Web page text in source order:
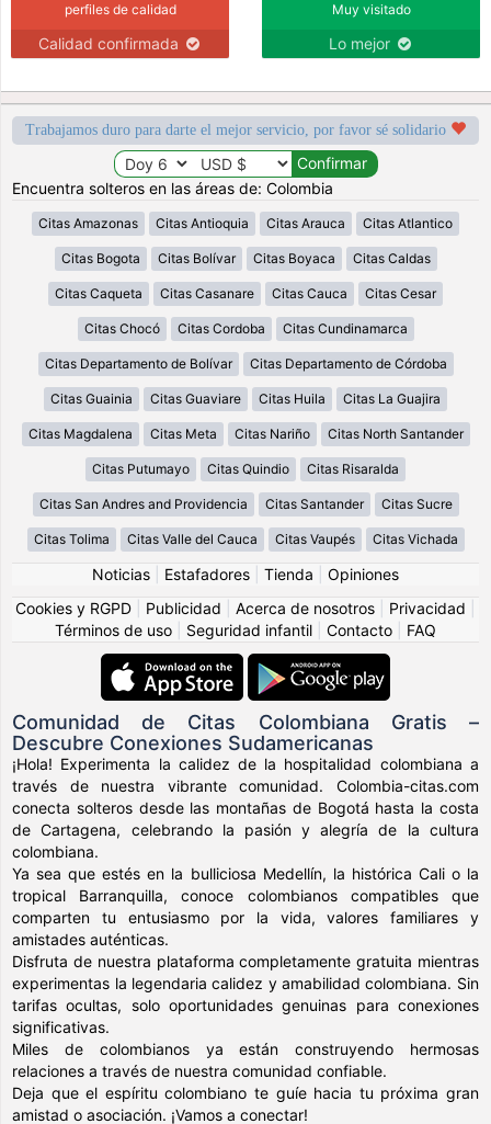
perfiles de calidad
Calidad confirmada
Muy visitado
Lo mejor
Trabajamos duro para darte el mejor servicio, por favor sé solidario
Encuentra solteros en las áreas de: Colombia
Citas Amazonas Citas Antioquia Citas Arauca Citas Atlantico
Citas Bogota Citas Bolívar Citas Boyaca Citas Caldas
Citas Caqueta Citas Casanare Citas Cauca Citas Cesar
Citas Chocó Citas Cordoba Citas Cundinamarca
Citas Departamento de Bolívar Citas Departamento de Córdoba
Citas Guainia Citas Guaviare Citas Huila Citas La Guajira
Citas Magdalena Citas Meta Citas Nariño Citas North Santander
Citas Putumayo Citas Quindio Citas Risaralda
Citas San Andres and Providencia Citas Santander Citas Sucre
Citas Tolima Citas Valle del Cauca Citas Vaupés Citas Vichada
Noticias Estafadores Tienda
Opiniones
Cookies y RGPD
Publicidad Acerca de nosotros Privacidad
Términos de uso
Seguridad infantil Contacto FAQ
Comunidad de Citas Colombiana Gratis –
Descubre Conexiones Sudamericanas
¡Hola! Experimenta la calidez de la hospitalidad colombiana a
través de nuestra vibrante comunidad. Colombia-citas.com
conecta solteros desde las montañas de Bogotá hasta la costa
de Cartagena, celebrando la pasión y alegría de la cultura
colombiana.
Ya sea que estés en la bulliciosa Medellín, la histórica Cali o la
tropical Barranquilla, conoce colombianos compatibles que
comparten tu entusiasmo por la vida, valores familiares y
amistades auténticas.
Disfruta de nuestra plataforma completamente gratuita mientras
experimentas la legendaria calidez y amabilidad colombiana. Sin
tarifas ocultas, solo oportunidades genuinas para conexiones
significativas.
Miles de colombianos ya están construyendo hermosas
relaciones a través de nuestra comunidad confiable.
Deja que el espíritu colombiano te guíe hacia tu próxima gran
amistad o asociación. ¡Vamos a conectar!